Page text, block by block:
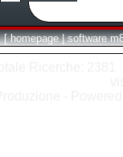
[ homepage | software